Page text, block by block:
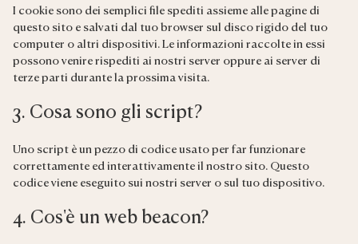
I cookie sono dei semplici file spediti assieme alle pagine di
questo sito e salvati dal tuo browser sul disco rigido del tuo
computer o altri dispositivi. Le informazioni raccolte in essi
possono venire rispediti ai nostri server oppure ai server di
terze parti durante la prossima visita.
3. Cosa sono gli script?
Uno script è un pezzo di codice usato per far funzionare
correttamente ed interattivamente il nostro sito. Questo
codice viene eseguito sui nostri server o sul tuo dispositivo.
4. Cos'è un web beacon?